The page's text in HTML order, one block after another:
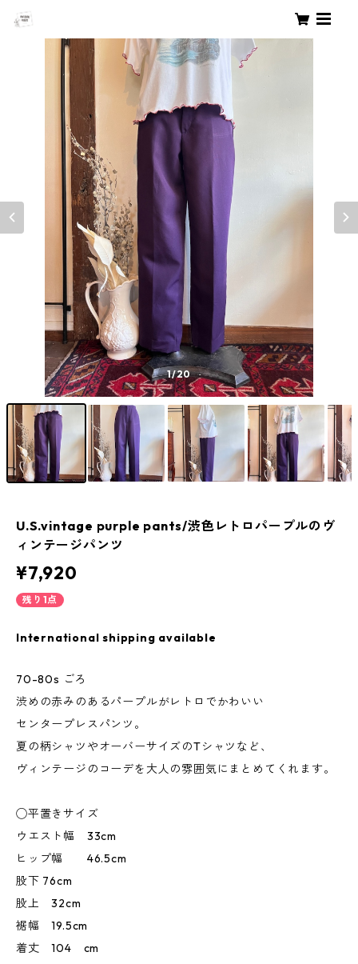
1/20
U.S.vintage purple pants/渋色レトロパープルのヴ
ィンテージパンツ
¥7,920
残り1点
International shipping available
70-80s ごろ
渋めの赤みのあるパープルがレトロでかわいい
センタープレスパンツ。
夏の柄シャツやオーバーサイズのTシャツなど、
ヴィンテージのコーデを大人の雰囲気にまとめてくれます。
◯平置きサイズ
ウエスト幅 33cm
ヒップ幅 46.5cm
股下 76cm
股上 32cm
裾幅 19.5cm
着丈 104 cm